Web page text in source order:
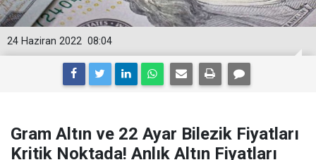
08:04
24 Haziran 2022
Gram Altın ve 22 Ayar Bilezik Fiyatları
Kritik Noktada! Anlık Altın Fiyatları